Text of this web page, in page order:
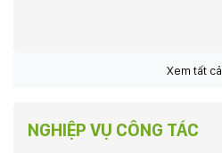
Xem tất cả
NGHIỆP VỤ CÔNG TÁC